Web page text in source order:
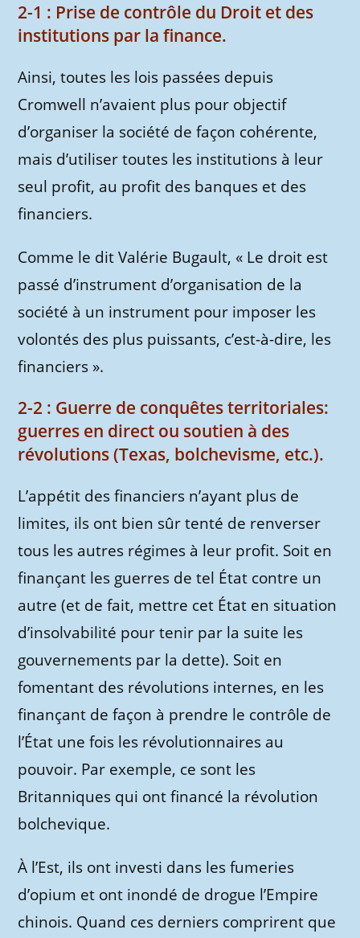
2-1 : Prise de contrôle du Droit et des
institutions par la finance.
Ainsi, toutes les lois passées depuis
Cromwell n’avaient plus pour objectif
d’organiser la société de façon cohérente,
mais d’utiliser toutes les institutions à leur
seul profit, au profit des banques et des
financiers.
Comme le dit Valérie Bugault, « Le droit est
passé d’instrument d’organisation de la
société à un instrument pour imposer les
volontés des plus puissants, c’est-à-dire, les
financiers ».
2-2 : Guerre de conquêtes territoriales:
guerres en direct ou soutien à des
révolutions (Texas, bolchevisme, etc.).
L’appétit des financiers n’ayant plus de
limites, ils ont bien sûr tenté de renverser
tous les autres régimes à leur profit. Soit en
finançant les guerres de tel État contre un
autre (et de fait, mettre cet État en situation
d’insolvabilité pour tenir par la suite les
gouvernements par la dette). Soit en
fomentant des révolutions internes, en les
finançant de façon à prendre le contrôle de
l’État une fois les révolutionnaires au
pouvoir. Par exemple, ce sont les
Britanniques qui ont financé la révolution
bolchevique.
À l’Est, ils ont investi dans les fumeries
d’opium et ont inondé de drogue l’Empire
chinois. Quand ces derniers comprirent que